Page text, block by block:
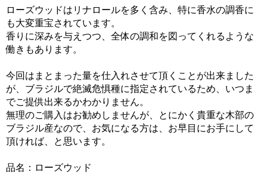
ローズウッドはリナロールを多く含み、特に香水の調香に
も大変重宝されています。
香りに深みを与えつつ、全体の調和を図ってくれるような
働きもあります。
今回はまとまった量を仕入れさせて頂くことが出来ました
が、ブラジルで絶滅危惧種に指定されているため、いつま
でご提供出来るかわかりません。
無理のご購入はお勧めしませんが、とにかく貴重な木部の
ブラジル産なので、お気になる方は、お早目にお手にして
頂ければ、と思います。
品名：ローズウッド